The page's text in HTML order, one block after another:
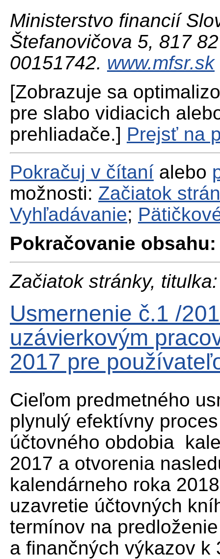
Ministerstvo financií
Štefanovičova 5, 817
00151742. www.mfsr.sk
[Zobrazuje sa
pre slabo vidiacich
prehliadače.] Prejsť na
Pokračuj v čítaní alebo
možnosti: Začiatok
Vyhľadávanie;
Pokračovanie obsahu:
Začiatok stránky, titulka:
Usmernenie č.1 /
uzávierkovým
2017 pre
Cieľom predmetného
plynulý efektívny
účtovného obdobia
2017 a otvorenia
kalendárneho roka
uzavretie účtovných
termínov na
a finančných výkazov k